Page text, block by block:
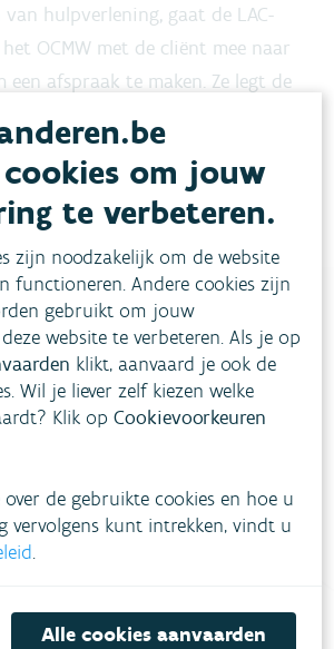
van hulpverlening, gaat de LAC-
OCMW met de cliënt mee naar
afspraak te maken. Ze legt de
dat de maatschappelijk werker
zal vragen om papieren mee
met zijn inkomen.
van meestgestelde vragen
in.
om jouw
te verbeteren.
zijn noodzakelijk om de website
functioneren. Andere cookies zijn
gebruikt om jouw
website te verbeteren. Als je op
klikt, aanvaard je ook de
Wil je liever zelf kiezen welke
Klik opCookievoorkeuren
de gebruikte cookies en hoe u
vervolgens kunt intrekken, vindt u
.
Alle cookies aanvaarden